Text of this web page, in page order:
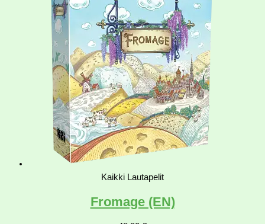
Kaikki Lautapelit
Fromage (EN)